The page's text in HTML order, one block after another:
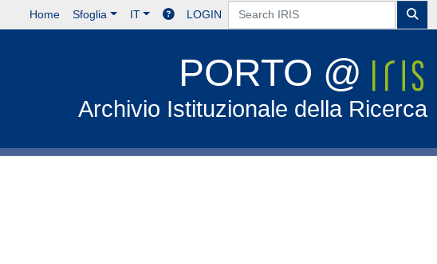
Home Sfoglia IT LOGIN
PORTO @
Archivio Istituzionale della Ricerca